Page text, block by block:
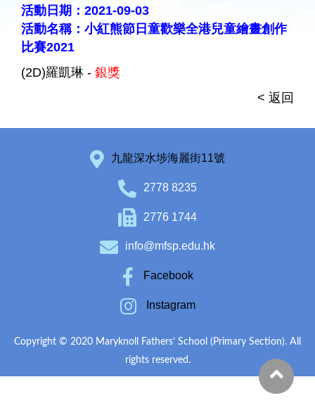
活動日期：2021-09-03
活動名稱：小紅熊節日童歡樂全港兒童繪畫創作
比賽2021
(2D)羅凱琳 - 銀獎
< 返回
九龍深水埗海麗街11號
2778 8235
2776 1744
info@mfsp.edu.hk
Facebook
Instagram
Copyright © 2020 Maryknoll Fathers’ School (Primary Section). All
rights reserved.